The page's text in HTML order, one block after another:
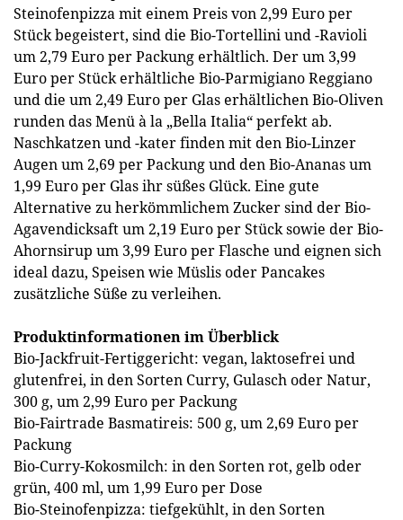
Steinofenpizza mit einem Preis von 2,99 Euro per
Stück begeistert, sind die Bio-Tortellini und -Ravioli
um 2,79 Euro per Packung erhältlich. Der um 3,99
Euro per Stück erhältliche Bio-Parmigiano Reggiano
und die um 2,49 Euro per Glas erhältlichen Bio-Oliven
runden das Menü à la „Bella Italia“ perfekt ab.
Naschkatzen und -kater finden mit den Bio-Linzer
Augen um 2,69 per Packung und den Bio-Ananas um
1,99 Euro per Glas ihr süßes Glück. Eine gute
Alternative zu herkömmlichem Zucker sind der Bio-
Agavendicksaft um 2,19 Euro per Stück sowie der Bio-
Ahornsirup um 3,99 Euro per Flasche und eignen sich
ideal dazu, Speisen wie Müslis oder Pancakes
zusätzliche Süße zu verleihen.
Produktinformationen im Überblick
Bio-Jackfruit-Fertiggericht: vegan, laktosefrei und
glutenfrei, in den Sorten Curry, Gulasch oder Natur,
300 g, um 2,99 Euro per Packung
Bio-Fairtrade Basmatireis: 500 g, um 2,69 Euro per
Packung
Bio-Curry-Kokosmilch: in den Sorten rot, gelb oder
grün, 400 ml, um 1,99 Euro per Dose
Bio-Steinofenpizza: tiefgekühlt, in den Sorten